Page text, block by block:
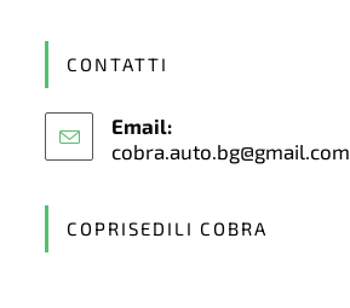
CONTATTI
Email:
cobra.auto.bg@gmail.com
COPRISEDILI COBRA